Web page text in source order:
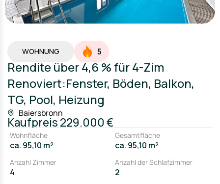
WOHNUNG 5
Rendite über 4,6 % für 4-Zim
Renoviert:Fenster, Böden, Balkon,
TG, Pool, Heizung
Baiersbronn
Kaufpreis229.000 €
Wohnfläche
ca. 95,10 m²
Gesamtfläche
ca. 95,10 m²
Anzahl Zimmer
4
Anzahl der Schlafzimmer
2